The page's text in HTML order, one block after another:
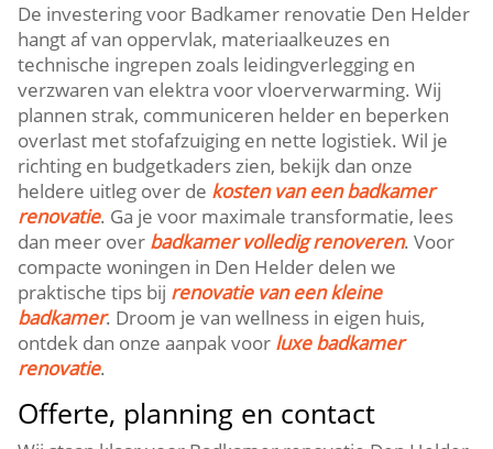
De investering voor Badkamer renovatie Den Helder
hangt af van oppervlak, materiaalkeuzes en
technische ingrepen zoals leidingverlegging en
verzwaren van elektra voor vloerverwarming.​ Wij
plannen strak, communiceren helder en beperken
overlast met stofafzuiging en nette logistiek.​ Wil je
richting en budgetkaders zien, bekijk dan onze
heldere uitleg over de kosten van een badkamer
renovatie.​ Ga je voor maximale transformatie, lees
dan meer over badkamer volledig renoveren.​ Voor
compacte woningen in Den Helder delen we
praktische tips bij renovatie van een kleine
badkamer.​ Droom je van wellness in eigen huis,
ontdek dan onze aanpak voor luxe badkamer
renovatie.​
Offerte, planning en contact